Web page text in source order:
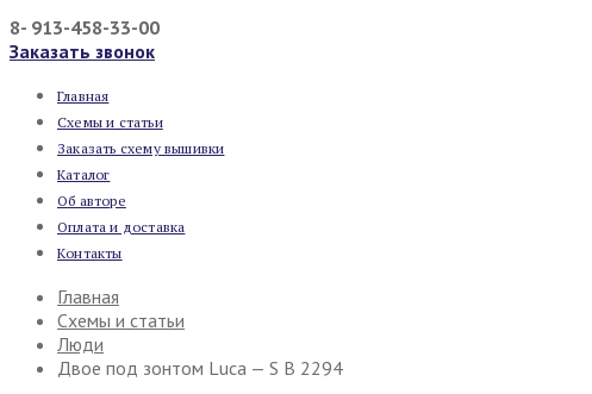
8- 913-458-33-00
Заказать звонок
Главная
Схемы и статьи
Заказать схему вышивки
Каталог
Об авторе
Оплата и доставка
Контакты
Главная
Схемы и статьи
Люди
Двое под зонтом Luca — S B 2294